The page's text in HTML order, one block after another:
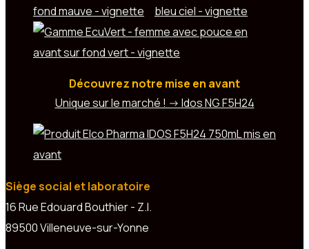
Découvrez notre mise en avant
Unique sur le marché ! -> Idos NG F5H24
Siège social et laboratoire
16 Rue Edouard Bouthier - Z.I.
89500 Villeneuve-sur-Yonne